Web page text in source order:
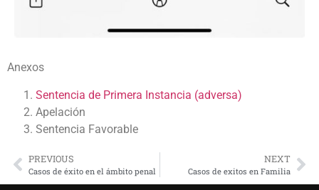
Anexos
Sentencia de Primera Instancia (adversa)
Apelación
Sentencia Favorable
PREVIOUS
Casos de éxito en el ámbito penal
NEXT
Casos de exitos en Familia